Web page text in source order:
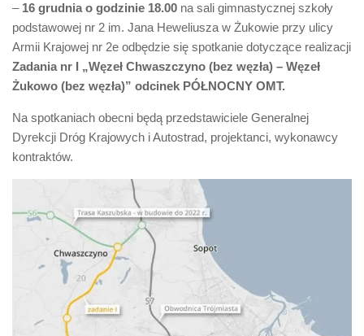
– 16 grudnia o godzinie 18.00 na sali gimnastycznej szkoły
podstawowej nr 2 im. Jana Heweliusza w Żukowie przy ulicy
Armii Krajowej nr 2e odbędzie się spotkanie dotyczące realizacji
Zadania nr I „Węzeł Chwaszczyno (bez węzła) – Węzeł
Żukowo (bez węzła)” odcinek PÓŁNOCNY OMT.
Na spotkaniach obecni będą przedstawiciele Generalnej
Dyrekcji Dróg Krajowych i Autostrad, projektanci, wykonawcy
kontraktów.